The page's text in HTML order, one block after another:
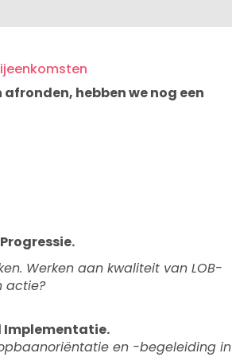
hebben we nog een
Werken aan kwaliteit van LOB-
actie?
Implementatie.
en -begeleiding in